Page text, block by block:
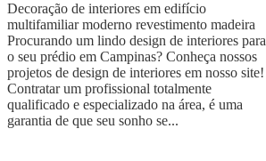
Decoração de interiores em edifício
multifamiliar moderno revestimento madeira
Procurando um lindo design de interiores para
o seu prédio em Campinas? Conheça nossos
projetos de design de interiores em nosso site!
Contratar um profissional totalmente
qualificado e especializado na área, é uma
garantia de que seu sonho se...